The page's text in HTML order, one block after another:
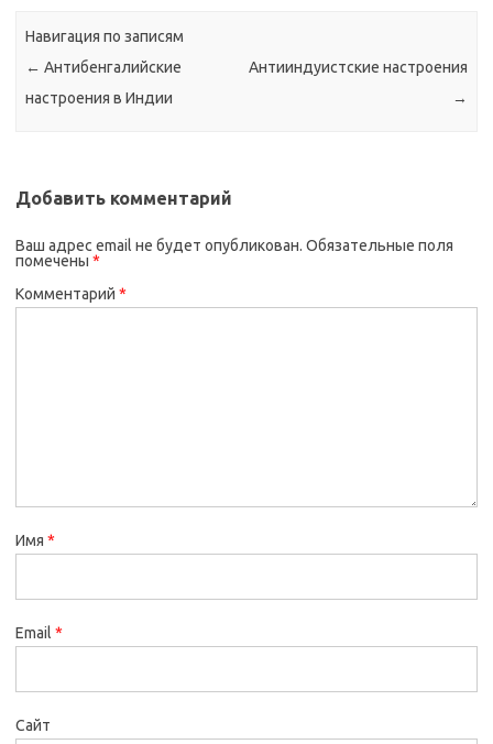
Навигация по записям
← Антибенгалийские
настроения в Индии
Антииндуистские настроения
→
Добавить комментарий
Ваш адрес email не будет опубликован. Обязательные поля
помечены *
Комментарий *
Имя *
Email *
Сайт